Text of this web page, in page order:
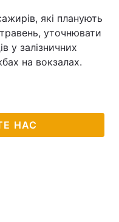
які планують
уточнювати
у залізничних
на вокзалах.
НАС